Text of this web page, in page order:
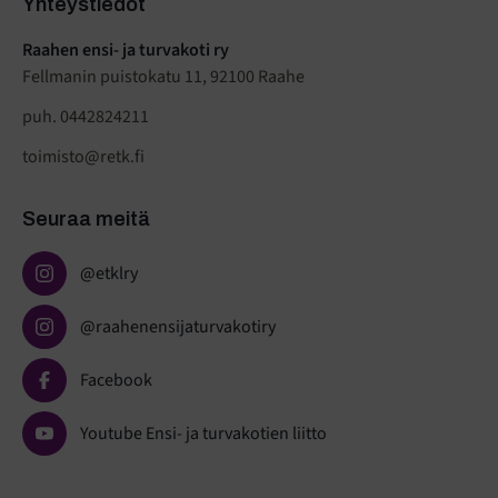
Raahen ensi- ja turvakoti ry
Fellmanin puistokatu 11, 92100 Raahe
puh. 0442824211
toimisto@retk.fi
Seuraa meitä
@etklry
@raahenensijaturvakotiry
Facebook
Youtube Ensi- ja turvakotien liitto